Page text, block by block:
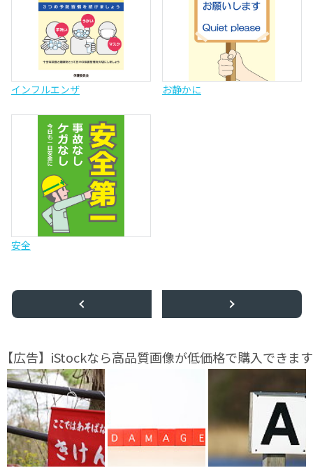
インフルエンザ お静かに
安全
【広告】iStockなら高品質画像が低価格で購入できます